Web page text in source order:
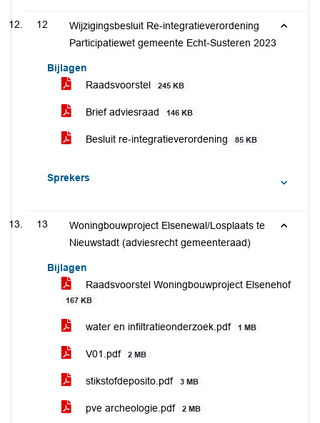
12
Wijzigingsbesluit Re-integratieverordening
Participatiewet gemeente Echt-Susteren 2023
Bijlagen
Raadsvoorstel
245 KB
Brief adviesraad 146 KB
Besluit re-integratieverordening 85 KB
Sprekers
13
Woningbouwproject Elsenewal/Losplaats te
Nieuwstadt (adviesrecht gemeenteraad)
Bijlagen
Raadsvoorstel Woningbouwproject Elsenehof
167 KB
water en infiltratieonderzoek.pdf 1 MB
V01.pdf 2 MB
stikstofdeposito.pdf 3 MB
pve archeologie.pdf 2 MB